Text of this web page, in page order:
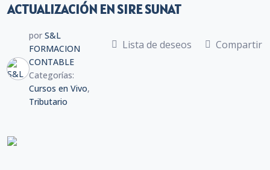
ACTUALIZACIÓN EN SIRE SUNAT
por S&L
FORMACION
CONTABLE
Categorías:
Cursos en Vivo,
Tributario
Lista de deseos Compartir